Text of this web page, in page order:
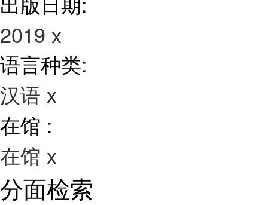
2019 x
语言种类:
汉语 x
在馆 :
在馆 x
分面检索